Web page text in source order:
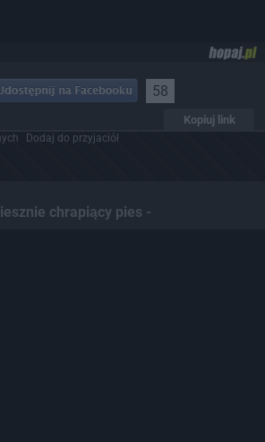
58
Kopiuj link
Dodaj do przyjaciół
chrapiący pies -